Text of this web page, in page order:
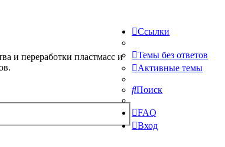
и переработки пластмасс и
Ссылки
Темы без ответов
Активные темы
Поиск
FAQ
Вход